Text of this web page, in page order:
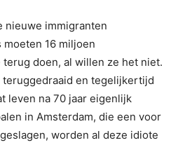
nieuwe immigranten
16 miljoen
doen, al willen ze het niet.
teruggedraaid en tegelijkertijd
leven na 70 jaar eigenlijk
in Amsterdam, die een voor
worden al deze idiote